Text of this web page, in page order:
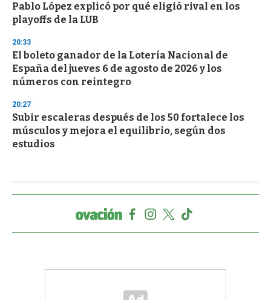
Pablo López explicó por qué eligió rival en los
playoffs de la LUB
20:33
El boleto ganador de la Lotería Nacional de
España del jueves 6 de agosto de 2026 y los
números con reintegro
20:27
Subir escaleras después de los 50 fortalece los
músculos y mejora el equilibrio, según dos
estudios